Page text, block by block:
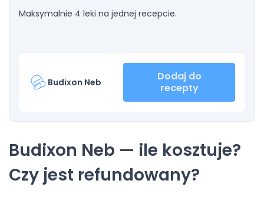
Maksymalnie 4 leki na jednej recepcie.
Budixon Neb
Dodaj do
recepty
Budixon Neb — ile kosztuje?
Czy jest refundowany?